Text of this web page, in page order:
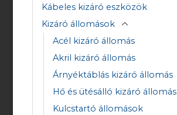
Kábeles kizáró eszközök
Kizáró állomások
Acél kizáró állomás
Akril kizáró állomás
Árnyéktáblás kizáró állomás
Hő és ütésálló kizáró állomás
Kulcstartó állomások